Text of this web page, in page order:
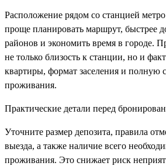
Расположение рядом со станцией
проще планировать маршрут, быстрее
районов и экономить время в городе.
не только близость к станции, но и
квартиры, формат заселения и полную
проживания.
Практические детали перед
Уточните размер депозита, правила
выезда, а также наличие всего
проживания. Это снижает риск